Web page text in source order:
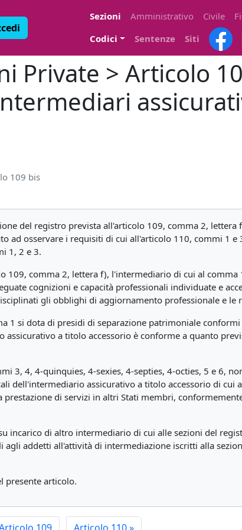
Sezioni Amministrativo Civile
Codici
Sentenze Siti
Private > Articolo
109 bis
del registro prevista all'articolo 109, comma 2, lettera
ad osservare i requisiti di cui all'articolo 110, commi 1 e
1, 2 e 3.
109, comma 2, lettera f), l'intermediario di cui al comma
cognizioni e capacità professionali individuate e
gli obblighi di aggiornamento professionale e le
1 si dota di presidi di separazione patrimoniale
a titolo accessorio è conforme a quanto
3, 4, 4-quinquies, 4-sexies, 4-septies, 4-octies, 5 e 6,
dell'intermediario assicurativo a titolo accessorio di cui
di servizi in altri Stati membri,
incarico di altro intermediario di cui alle sezioni del
agli addetti all'attività di intermediazione iscritti alla
presente articolo.